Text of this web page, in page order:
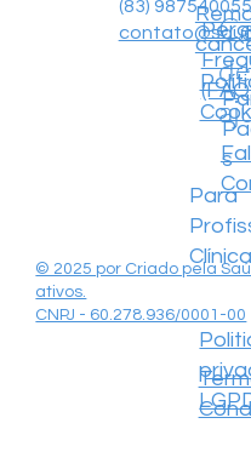
(83) 987540055
© 2025 por Criado pela
ativos.
CNPJ - 60.278.936/0001-00
de
s
Para